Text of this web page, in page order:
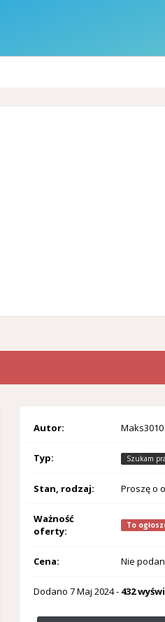
Autor: Maks3010
Typ: Szukam
Stan, rodzaj: Proszę o
Ważność
oferty:
To
Cena: Nie
Dodano7 Maj 2024- 432